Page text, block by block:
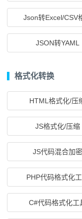
Json转Excel/CSV
JSON转YAML
格式化转换
HTML格式化/压
JS格式化/压缩
JS代码混合加密
PHP代码格式化
C#代码格式化工